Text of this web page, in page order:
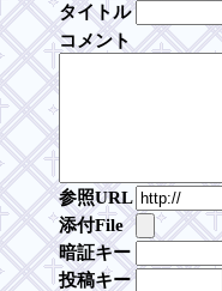
タイトル
コメント
参照URL
添付File
暗証キー
投稿キー